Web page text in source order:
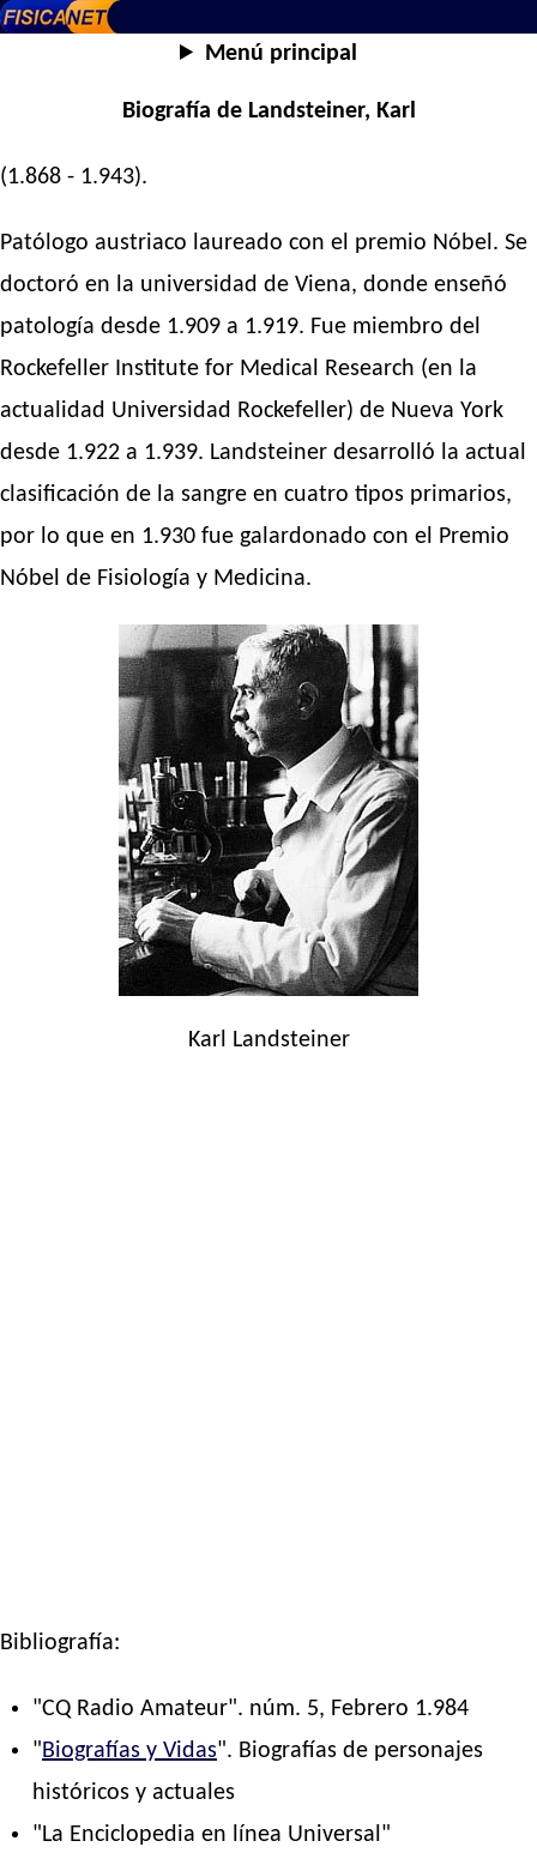
Menú principal
Biografía de Landsteiner, Karl
(1.868 - 1.943).
Patólogo austriaco laureado con el premio Nóbel. Se
doctoró en la universidad de Viena, donde enseñó
patología desde 1.909 a 1.919. Fue miembro del
Rockefeller Institute for Medical Research (en la
actualidad Universidad Rockefeller) de Nueva York
desde 1.922 a 1.939. Landsteiner desarrolló la actual
clasificación de la sangre en cuatro tipos primarios,
por lo que en 1.930 fue galardonado con el Premio
Nóbel de Fisiología y Medicina.
Karl Landsteiner
Bibliografía:
"CQ Radio Amateur". núm. 5, Febrero 1.984
"Biografías y Vidas". Biografías de personajes
históricos y actuales
"La Enciclopedia en línea Universal"